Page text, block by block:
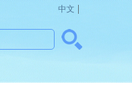
中文